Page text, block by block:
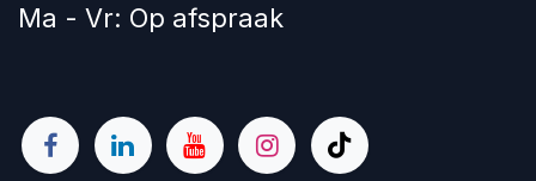
Ma - Vr: Op afspraak